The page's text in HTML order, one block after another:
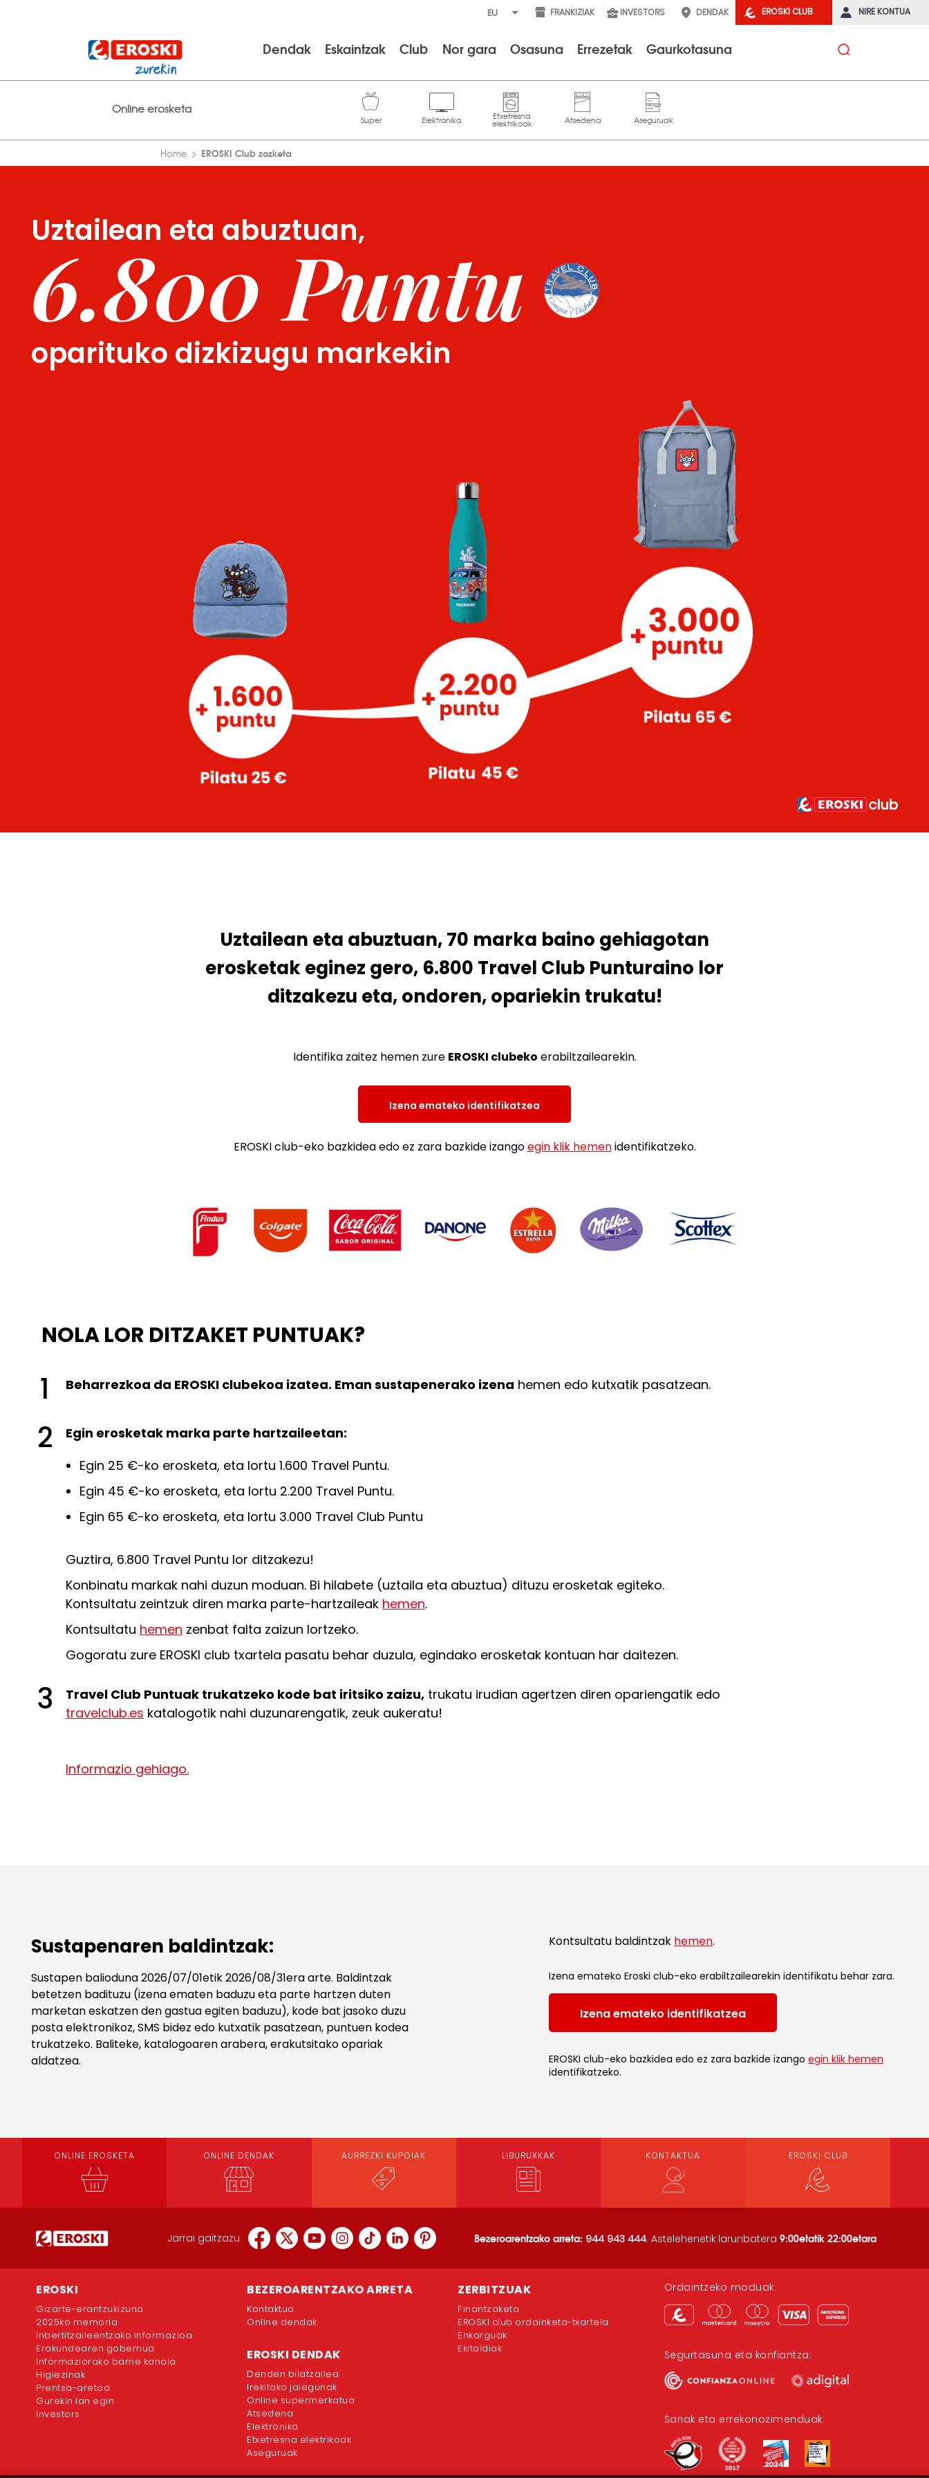
EROSKI CLUB NIRE KONTUA
FRANKIZIAK INVESTORS DENDAK
Dendak Eskaintzak Club Nor gara Osasuna Errezetak Gaurkotasuna
Online erosketa
Home EROSKI Club zozketa
Uztailean eta abuztuan,
6.800 Puntu
oparituko dizkizugu markekin
Uztailean eta abuztuan, 70 marka baino gehiagotan
erosketak eginez gero, 6.800 Travel Club Punturaino lor
ditzakezu eta, ondoren, opariekin trukatu!
Identifika zaitez hemen zure EROSKI clubeko erabiltzailearekin.
Izena emateko identifikatzea
EROSKI club-eko bazkidea edo ez zara bazkide izangoegin klik hemenidentifikatzeko.
NOLA LOR DITZAKET PUNTUAK?
1 Beharrezkoa da EROSKI clubekoa izatea. Eman sustapenerako izena hemen edo kutxatik pasatzean.
2
Egin erosketak marka parte hartzaileetan:
Egin 25 €-ko erosketa, eta lortu 1.600 Travel Puntu.
Egin 45 €-ko erosketa, eta lortu 2.200 Travel Puntu.
Egin 65 €-ko erosketa, eta lortu 3.000 Travel Club Puntu
Guztira, 6.800 Travel Puntu lor ditzakezu!
Konbinatu markak nahi duzun moduan. Bi hilabete (uztaila eta abuztua) dituzu erosketak egiteko.
Kontsultatu zeintzuk diren marka parte-hartzaileak hemen.
Kontsultatu hemen zenbat falta zaizun lortzeko.
Gogoratu zure EROSKI club txartela pasatu behar duzula, egindako erosketak kontuan har daitezen.
3 Travel Club Puntuak trukatzeko kode bat iritsiko zaizu, trukatu irudian agertzen diren opariengatik edo
travelclub.es katalogotik nahi duzunarengatik, zeuk aukeratu!
Informazio gehiago.
Sustapenaren baldintzak:
Sustapen balioduna 2026/07/01etik 2026/08/31era arte. Baldintzak
betetzen badituzu (izena ematen baduzu eta parte hartzen duten
marketan eskatzen den gastua egiten baduzu), kode bat jasoko duzu
posta elektronikoz, SMS bidez edo kutxatik pasatzean, puntuen kodea
trukatzeko. Baliteke, katalogoaren arabera, erakutsitako opariak
aldatzea.
Kontsultatu baldintzak hemen.
Izena emateko Eroski club-eko erabiltzailearekin identifikatu behar zara.
Izena emateko identifikatzea
EROSKI club-eko bazkidea edo ez zara bazkide izango egin klik hemen
identifikatzeko.
ONLINE EROSKETA ONLINE DENDAK AURREZKI KUPOIAK LIBURUXKAK KONTAKTUA EROSKI CLUB
Jarrai gaitzazu Bezeroarentzako arreta: 944 943 444. Astelehenetik larunbatera 9:00etatik 22:00etara
EROSKI
Gizarte-erantzukizuna
2025ko memoria
inbertitzaileentzako informazioa
Erakundearen gobernua
Informaziorako barne kanala
Higiezinak
Prentsa-aretoa
Gurekin lan egin
Investors
BEZEROARENTZAKO ARRETA
Kontaktua
Online dendak
EROSKI DENDAK
Denden bilatzailea
Irekitako jaiegunak
Online supermerkatua
Atsedena
Elektronika
Etxetresna elektrikoak
Aseguruak
ZERBITZUAK
Finantzaketa
EROSKI club ordainketa-txartela
Enkarguak
Ekitaldiak
Ordaintzeko moduak:
Segurtasuna eta konfiantza:
Sariak eta errekonozimenduak: